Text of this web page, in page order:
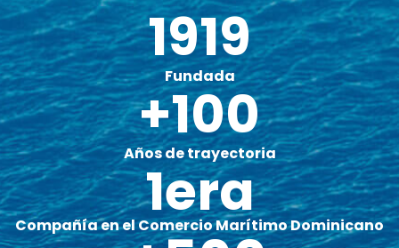
Fundada
1919
Años de trayectoria
+100
Compañía en el Comercio Marítimo Dominicano
1era